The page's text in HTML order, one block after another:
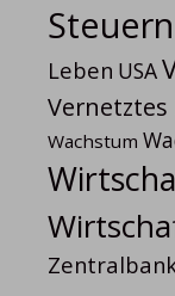
Steuern
Leben USA
Vernetztes
Wachstum